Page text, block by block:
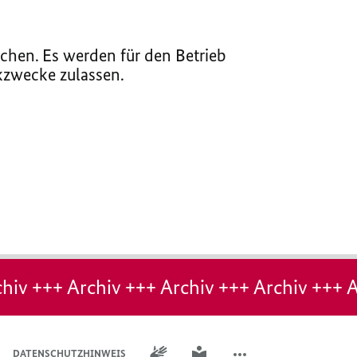
Es werden für den Betrieb
zulassen.
+++ Archiv +++ Archiv +++ Archiv
DATENSCHUTZHINWEIS GEBÄRDENSPRACHE
LEICHTE SPRACHE